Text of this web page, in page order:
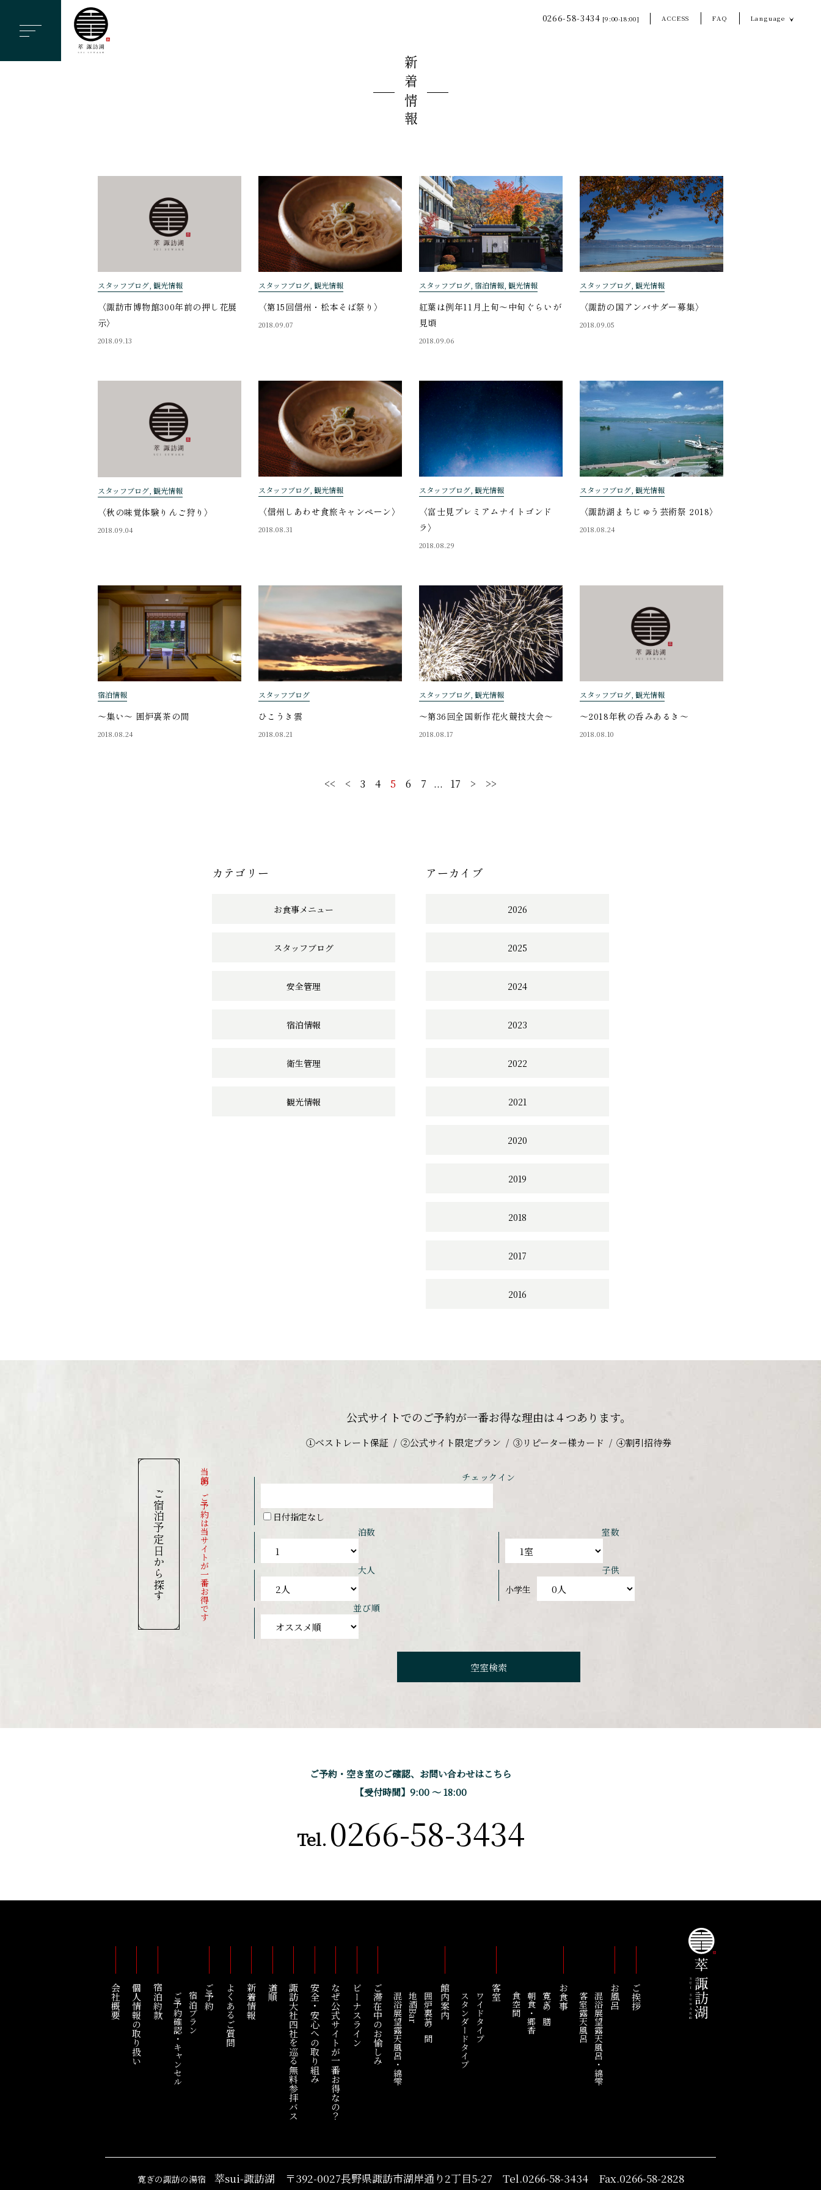
ー
0266-58-3434 [9:00-18:00] ACCESS FAQ Language
新着情報
スタッフブログ, 観光情報
〈諏訪市博物館300年前の押し花展
示〉
2018.09.13
スタッフブログ, 観光情報
〈第15回信州・松本そば祭り〉
2018.09.07
スタッフブログ, 宿泊情報, 観光情報
紅葉は例年11月上旬～中旬ぐらいが
見頃
2018.09.06
スタッフブログ, 観光情報
〈諏訪の国アンバサダー募集〉
2018.09.05
スタッフブログ, 観光情報
〈秋の味覚体験りんご狩り〉
2018.09.04
スタッフブログ, 観光情報
〈信州しあわせ食旅キャンペーン〉
2018.08.31
スタッフブログ, 観光情報
〈富士見プレミアムナイトゴンド
ラ〉
2018.08.29
スタッフブログ, 観光情報
〈諏訪湖まちじゅう芸術祭 2018〉
2018.08.24
宿泊情報
～集い～ 囲炉裏茶の間
2018.08.24
スタッフブログ
ひこうき雲
2018.08.21
スタッフブログ, 観光情報
～第36回全国新作花火競技大会～
2018.08.17
スタッフブログ, 観光情報
〜2018年秋の呑みあるき〜
2018.08.10
<< < 3 4 5 6 7 ... 17 > >>
カテゴリー
お食事メニュー
スタッフブログ
安全管理
宿泊情報
衛生管理
観光情報
アーカイブ
2026
2025
2024
2023
2022
2021
2020
2019
2018
2017
2016
ご宿泊予定日から探す 当館のご予約は当サイトが一番お得です
公式サイトでのご予約が一番お得な理由は４つあります。
①ベストレート保証 ②公式サイト限定プラン ③リピーター様カード ④割引招待券
チェックイン
日付指定なし
泊数
室数
大人
子供
小学生
並び順
ご予約・空き室のご確認、 お問い合わせはこちら
【受付時間】9:00 〜 18:00
Tel. 0266-58-3434
ご挨拶
お風呂
混浴展望露天風呂・綿雫
客室露天風呂
お食事
寛ぎの膳
朝食・郷香
食空間
客室
ワイドタイプ
スタンダードタイプ
館内案内
囲炉裏茶の間
地酒Bar
混浴展望露天風呂・綿雫
ご滞在中のお愉しみ
ビーナスライン
なぜ公式サイトが一番お得なの？
安全・安心への取り組み
諏訪大社四社を巡る
無料参拝バス
道順
新着情報
よくあるご質問
ご予約
宿泊プラン
ご予約確認・キャンセル
宿泊約款
個人情報の取り扱い
会社概要
寛ぎの諏訪の湯宿 萃sui-諏訪湖 〒392-0027長野県諏訪市湖岸通り2丁目5-27 Tel.0266-58-3434 Fax.0266-58-2828